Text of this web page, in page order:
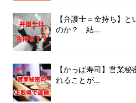
【弁護士＝金持ち】
のか？ 結...
【かっぱ寿司】営業
れることが...